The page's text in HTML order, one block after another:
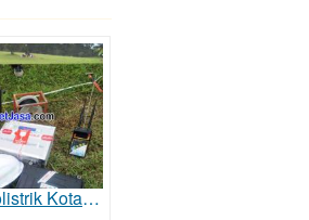
Jasa Geolistrik Kota Mamuju - Mamuju Mencari Sumber Lapisan Air Bawah Tanah Tarif Biaya Per Titik Mu